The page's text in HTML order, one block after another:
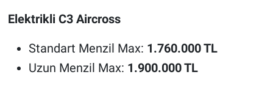
Elektrikli C3 Aircross
Standart Menzil Max: 1.760.000 TL
Uzun Menzil Max: 1.900.000 TL